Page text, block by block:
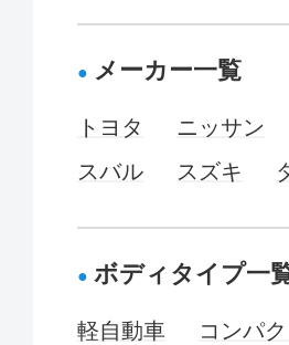
メーカー一覧
トヨタ ニッサン
スバル
スズキ
ボディタイプ一
軽自動車
コンパ